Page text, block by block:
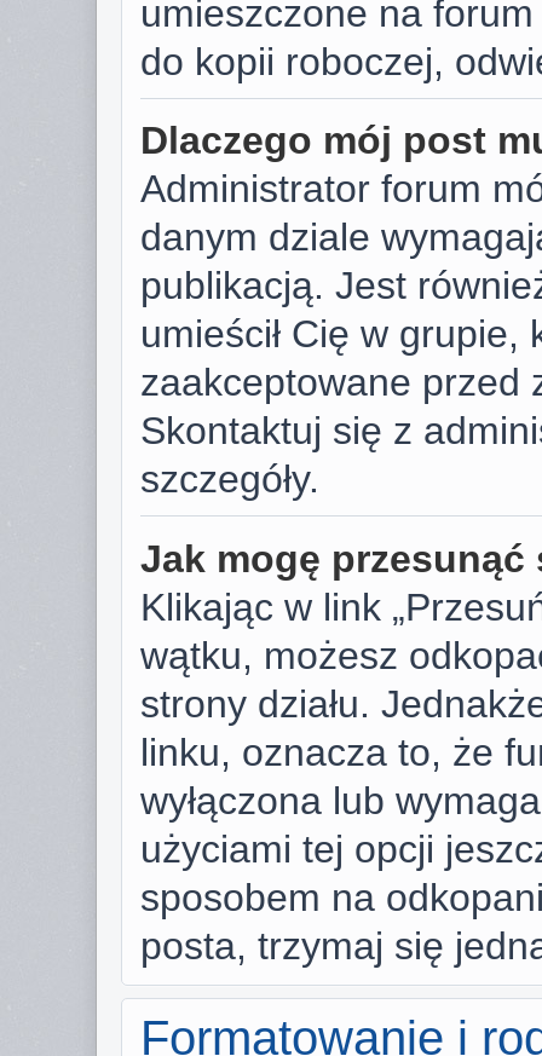
umieszczone na
do kopii roboczej,
Dlaczego mój post
Administrator forum
danym dziale
publikacją. Jest
umieścił Cię w
zaakceptowane przed
Skontaktuj się z
szczegóły.
Jak mogę
Klikając w link
wątku, możesz
strony działu.
linku, oznacza to, że
wyłączona lub
użyciami tej opcji
sposobem na
posta, trzymaj się
Formatowanie i